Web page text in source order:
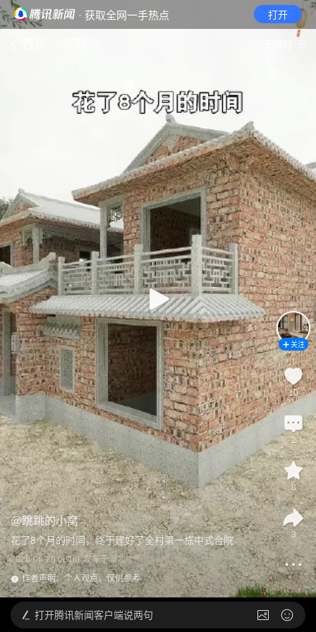
· 获取全网一手热点 打开
@跳跳的小窝
花了8个月的时间，终于建好了全村第一栋中式合院
2026-06-26 08:00 发布于湖北
作者声明：个人观点，仅供参考
关注
10
2
8
3
打开腾讯新闻客户端说两句